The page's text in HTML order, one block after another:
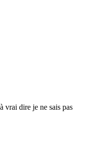
vrai dire je ne sais pas